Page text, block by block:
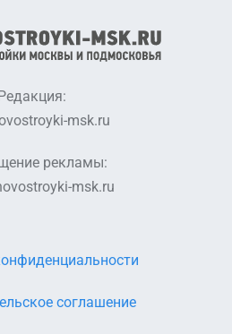
Редакция:
msk.ru
рекламы:
msk.ru
соглашение